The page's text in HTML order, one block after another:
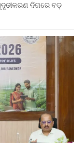
ଦିଗରେ ବଡ଼